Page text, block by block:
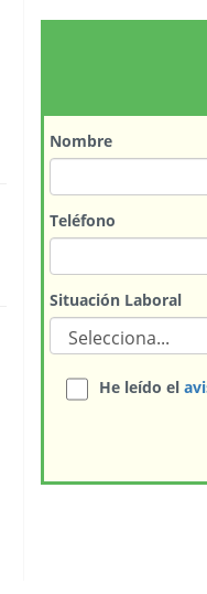
Nombre
Teléfono
Situación Laboral
He leído el